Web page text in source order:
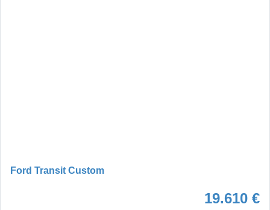
Ford Transit Custom
19.610 €